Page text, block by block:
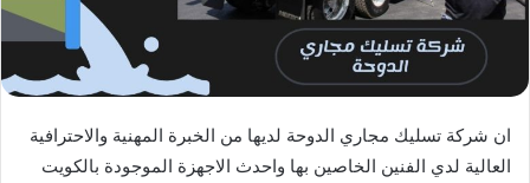
ان شركة تسليك مجاري الدوحة لديها من الخبرة المهنية والاحترافية
العالية لدي الفنين الخاصين بها واحدث الاجهزة الموجودة بالكويت